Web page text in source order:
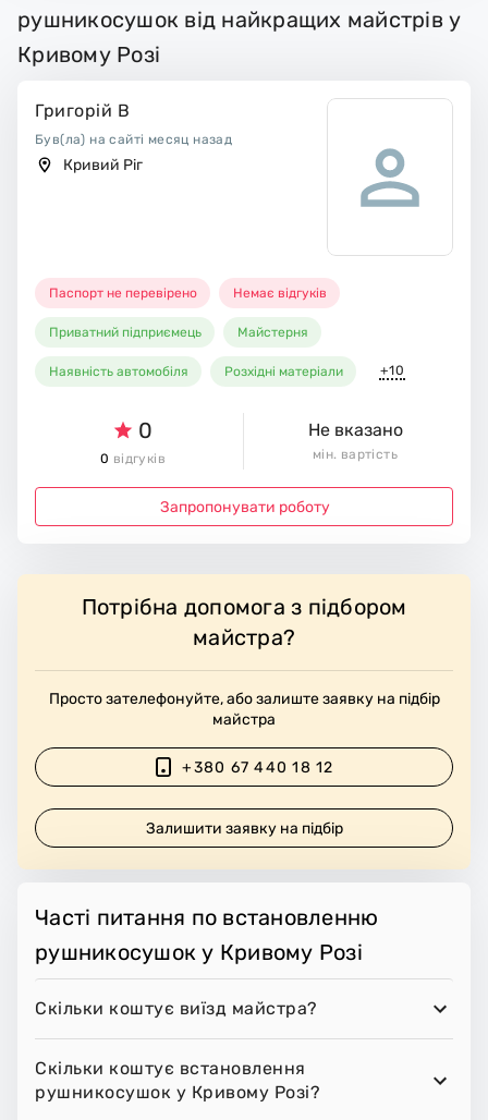
рушникосушок від найкращих майстрів у
Кривому Розі
Григорій В
Був(ла) на сайті месяц назад
Кривий Ріг
Паспорт не перевірено Немає відгуків
Приватний підприємець Майстерня
Наявність автомобіля Розхідні матеріали +10
0
0 відгуків
Не вказано
мін. вартість
Запропонувати роботу
Потрібна допомога з підбором
майстра?
Просто зателефонуйте, або залиште заявку на підбір
майстра
+380 67 440 18 12
Залишити заявку на підбір
Часті питання по встановленню
рушникосушок у Кривому Розі
Скільки коштує виїзд майстра?
Скільки коштує встановлення
рушникосушок у Кривому Розі?